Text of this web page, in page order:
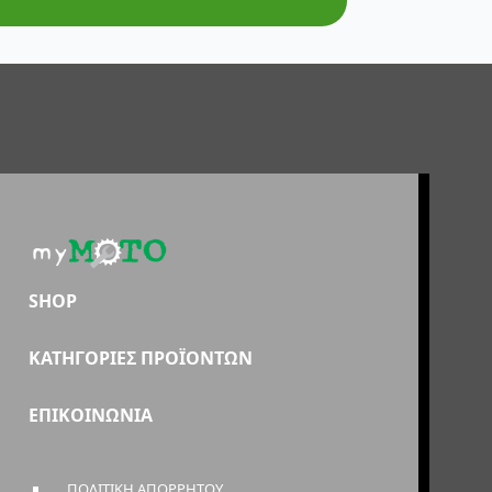
SHOP
ΚΑΤΗΓΟΡΙΕΣ ΠΡΟΪΟΝΤΩΝ
ΕΠΙΚΟΙΝΩΝΙΑ